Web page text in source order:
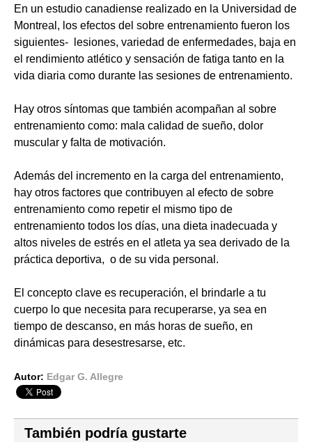
En un estudio canadiense realizado en la Universidad de
Montreal, los efectos del sobre entrenamiento fueron los
siguientes- lesiones, variedad de enfermedades, baja en
el rendimiento atlético y sensación de fatiga tanto en la
vida diaria como durante las sesiones de entrenamiento.
Hay otros síntomas que también acompañan al sobre
entrenamiento como: mala calidad de sueño, dolor
muscular y falta de motivación.
Además del incremento en la carga del entrenamiento,
hay otros factores que contribuyen al efecto de sobre
entrenamiento como repetir el mismo tipo de
entrenamiento todos los días, una dieta inadecuada y
altos niveles de estrés en el atleta ya sea derivado de la
práctica deportiva, o de su vida personal.
El concepto clave es recuperación, el brindarle a tu
cuerpo lo que necesita para recuperarse, ya sea en
tiempo de descanso, en más horas de sueño, en
dinámicas para desestresarse, etc.
Autor: Edgar G. Allegre
También podría gustarte